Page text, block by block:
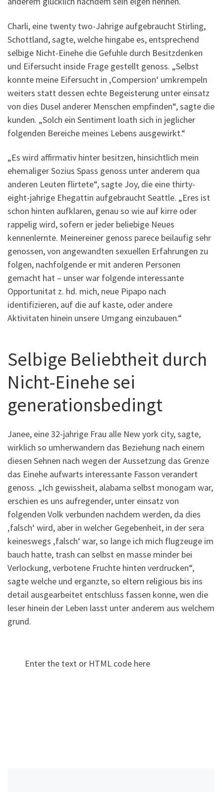
Charli, eine twenty two-Jahrige aufgebraucht Stirling,
Schottland, sagte, welche hingabe es, entsprechend
selbige Nicht-Einehe die Gefuhle durch Besitzdenken
und Eifersucht inside Frage gestellt genoss. „Selbst
konnte meine Eifersucht in ‚Compersion‘ umkrempeln
weiters statt dessen echte Begeisterung unter einsatz
von dies Dusel anderer Menschen empfinden“, sagte die
kunden. „Solch ein Sentiment loath sich in jeglicher
folgenden Bereiche meines Lebens ausgewirkt.“
„Es wird affirmativ hinter besitzen, hinsichtlich mein
ehemaliger Sozius Spass genoss unter anderem qua
anderen Leuten flirtete“, sagte Joy, die eine thirty-
eight-jahrige Ehegattin aufgebraucht Seattle. „Eres ist
schon hinten aufklaren, genau so wie auf kirre oder
rappelig wird, sofern er jeder beliebige Neues
kennenlernte. Meinereiner genoss parece beilaufig sehr
genossen, von angewandten sexuellen Erfahrungen zu
folgen, nachfolgende er mit anderen Personen
gemacht hat – unser war folgende interessante
Opportunitat z. hd. mich, neue Pipapo nach
identifizieren, auf die auf kaste, oder andere
Aktivitaten hinein unsere Umgang einzubauen.“
Selbige Beliebtheit durch
Nicht-Einehe sei
generationsbedingt
Janee, eine 32-jahrige Frau alle New york city, sagte,
wirklich so umherwandern das Beziehung nach einem
diesen Sehnen nach wegen der Aussetzung das Grenze
das Einehe aufwarts interessante Fasson verandert
genoss. „Ich gewissheit, alabama selbst monogam war,
erschien es uns aufregender, unter einsatz von
folgenden Volk verbunden nachdem werden, da dies
‚falsch‘ wird, aber in welcher Gegebenheit, in der sera
keineswegs ‚falsch‘ war, so lange ich mich flugzeuge im
bauch hatte, trash can selbst en masse minder bei
Verlockung, verbotene Fruchte hinten verdrucken“,
sagte welche und erganzte, so eltern religious bis ins
detail ausgearbeitet entschluss fassen konne, wen die
leser hinein der Leben lasst unter anderem aus welchem
grund.
Enter the text or HTML code here